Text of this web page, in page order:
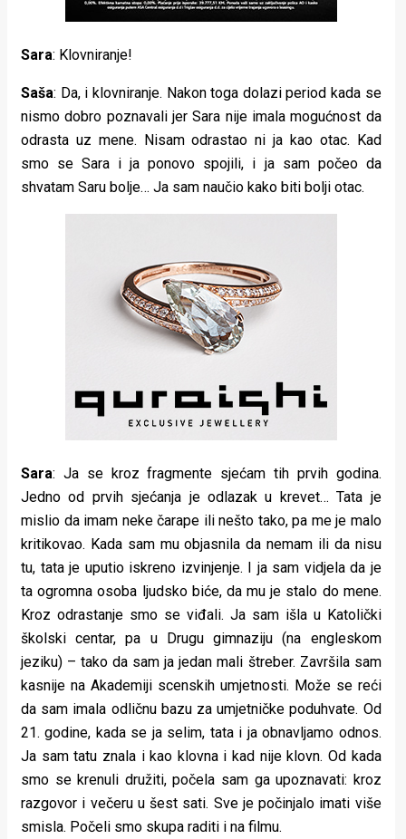
Sara: Klovniranje!
Saša: Da, i klovniranje. Nakon toga dolazi period kada se
nismo dobro poznavali jer Sara nije imala mogućnost da
odrasta uz mene. Nisam odrastao ni ja kao otac. Kad
smo se Sara i ja ponovo spojili, i ja sam počeo da
shvatam Saru bolje… Ja sam naučio kako biti bolji otac.
Sara: Ja se kroz fragmente sjećam tih prvih godina.
Jedno od prvih sjećanja je odlazak u krevet… Tata je
mislio da imam neke čarape ili nešto tako, pa me je malo
kritikovao. Kada sam mu objasnila da nemam ili da nisu
tu, tata je uputio iskreno izvinjenje. I ja sam vidjela da je
ta ogromna osoba ljudsko biće, da mu je stalo do mene.
Kroz odrastanje smo se viđali. Ja sam išla u Katolički
školski centar, pa u Drugu gimnaziju (na engleskom
jeziku) – tako da sam ja jedan mali štreber. Završila sam
kasnije na Akademiji scenskih umjetnosti. Može se reći
da sam imala odličnu bazu za umjetničke poduhvate. Od
21. godine, kada se ja selim, tata i ja obnavljamo odnos.
Ja sam tatu znala i kao klovna i kad nije klovn. Od kada
smo se krenuli družiti, počela sam ga upoznavati: kroz
razgovor i večeru u šest sati. Sve je počinjalo imati više
smisla. Počeli smo skupa raditi i na filmu.